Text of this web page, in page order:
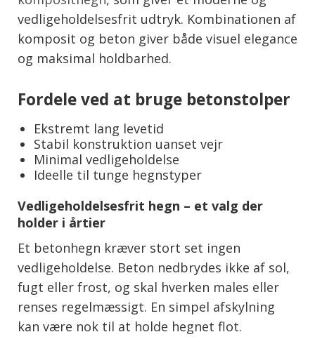
vedligeholdelsesfrit udtryk. Kombinationen af
komposit og beton giver både visuel elegance
og maksimal holdbarhed.
Fordele ved at bruge betonstolper
Ekstremt lang levetid
Stabil konstruktion uanset vejr
Minimal vedligeholdelse
Ideelle til tunge hegnstyper
Vedligeholdelsesfrit hegn – et valg der
holder i årtier
Et betonhegn kræver stort set ingen
vedligeholdelse. Beton nedbrydes ikke af sol,
fugt eller frost, og skal hverken males eller
renses regelmæssigt. En simpel afskylning
kan være nok til at holde hegnet flot.